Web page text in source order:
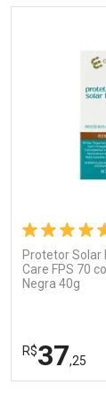
Protetor Solar
Care FPS 70
Negra 40g
R$37,25